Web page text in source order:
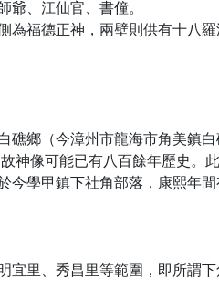
、江仙官、書僮。
福德正神，兩壁則供有十八羅
鄉（今漳州市龍海市角美鎮
神像可能已有八百餘年歷史。
學甲鎮下社角部落，康熙年
里、秀昌里等範圍，即所謂下